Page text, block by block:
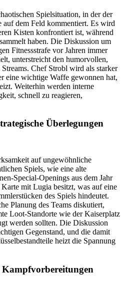
Spielsituation, in der der
auf dem Feld kommentiert. Es wird
Kisten konfrontiert ist, während
haben. Die Diskussion um
Fitnessstrafe vor Jahren immer
unterstreicht den humorvollen,
Chef Strobl wird als starker
eine wichtige Waffe gewonnen hat,
Weiterhin werden interne
schnell zu reagieren,
Überlegungen
auf ungewöhnliche
Spiels, wie eine alte
Special-Openings aus dem Jahr
mit Lugia besitzt, was auf eine
des Spiels hindeutet.
Planung des Teams diskutiert,
Loot-Standorte wie der Kaiserplatz
werden sollten. Die Diskussion
Gegenstand, und die damit
heizt die Spannung